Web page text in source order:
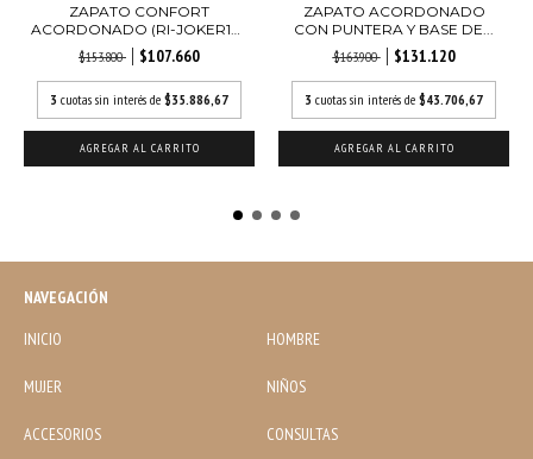
ZAPATO CONFORT
ACORDONADO (RI-JOKER10-
60...
$153.800 $107.660
3 cuotas sin interés de $35.886,67
AGREGAR AL CARRITO
ZAPATO ACORDONADO
CON PUNTERA Y BASE DE...
$163.900
$131.120
3 cuotas sin interés de $43.706,67
AGREGAR AL CARRITO
NAVEGACIÓN
INICIO
HOMBRE
MUJER NIÑOS
ACCESORIOS CONSULTAS